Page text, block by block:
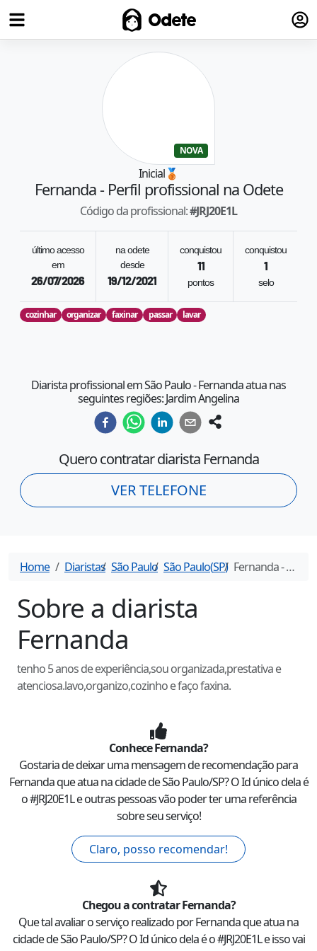
Odete
NOVA
Inicial🥉
Fernanda- Perfil profissional na Odete
Código da profissional:#JRJ20E1L
último acesso
em
26/07/2026
na odete
desde
19/12/2021
conquistou
11
pontos
conquistou
1
selo
cozinhar organizar faxinar passar lavar
Diarista profissional em São Paulo - Fernanda atua nas
seguintes regiões: Jardim Angelina
Quero contratar diarista Fernanda
VER TELEFONE
Home Diaristas São Paulo São Paulo(SP) Fernanda- Diarista em
Sobre a diarista
Fernanda
tenho 5 anos de experiência,sou organizada,prestativa e
atenciosa.lavo,organizo,cozinho e faço faxina.
ConheceFernanda?
Gostaria de deixar uma mensagem de recomendação para
Fernandaque atua na cidade deSão Paulo/SP? O Id único dela é
o #JRJ20E1Le outras pessoas vão poder ter uma referência
sobre seu serviço!
Claro, posso recomendar!
Chegou a contratarFernanda?
Que tal avaliar o serviço realizado porFernandaque atua na
cidade deSão Paulo/SP? O Id único dela é o #JRJ20E1Le isso vai